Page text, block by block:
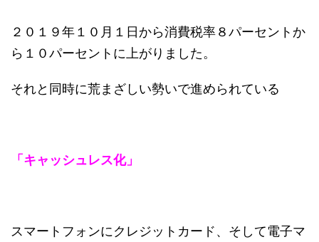
２０１９年１０月１日から消費税率８パーセントか
ら１０パーセントに上がりました。
それと同時に荒まざしい勢いで進められている
「キャッシュレス化」
スマートフォンにクレジットカード、そして電子マ